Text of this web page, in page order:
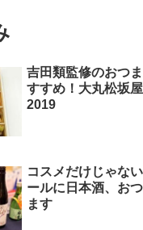
吉田類監修のおつ
すすめ！大丸松坂
2019
コスメだけじゃな
ールに日本酒、お
ます